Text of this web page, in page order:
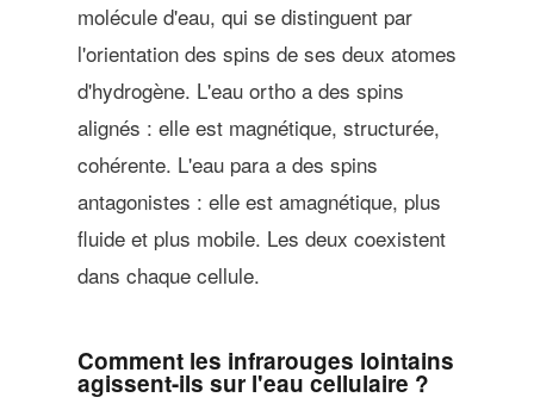
molécule d'eau, qui se distinguent par
l'orientation des spins de ses deux atomes
d'hydrogène. L'eau ortho a des spins
alignés : elle est magnétique, structurée,
cohérente. L'eau para a des spins
antagonistes : elle est amagnétique, plus
fluide et plus mobile. Les deux coexistent
dans chaque cellule.
Comment les infrarouges lointains
agissent-ils sur l'eau cellulaire ?